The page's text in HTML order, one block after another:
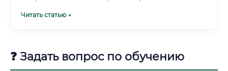
обучение? Вход в профессию инженера-прочниста
Читать статью →
❓ Задать вопрос по обучению